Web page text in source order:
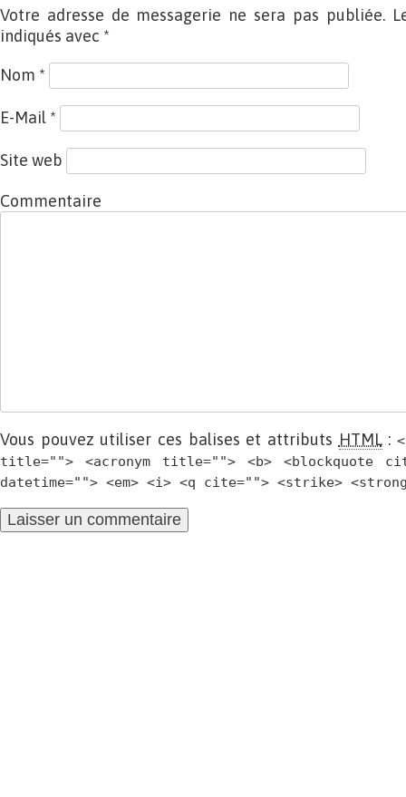
Votre adresse de messagerie ne sera pas publiée.
indiqués avec *
Nom *
E-Mail *
Site web
Commentaire
Vous pouvez utiliser ces balises et attributs HTML:
title=""> <acronym title=""> <b> <blockquote
datetime=""> <em> <i> <q cite=""> <strike>